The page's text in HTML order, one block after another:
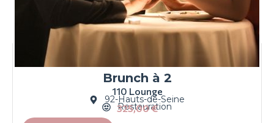
Brunch à 2
110 Lounge
92-Hauts-de-Seine
Restauration
325,00€